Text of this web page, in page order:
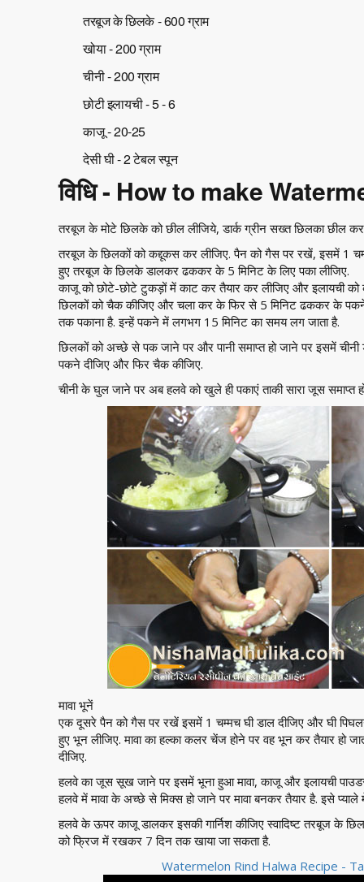
तरबूज के छिलके - 600 ग्राम
खोया - 200 ग्राम
चीनी - 200 ग्राम
छोटी इलायची - 5 - 6
काजू - 20-25
देसी घी - 2 टेबल स्पून
विधि - How to make
तरबूज के मोटे छिलके को छील लीजिये, डार्क ग्रीन सख्त छिलका छील
तरबूज के छिलकों को कद्दूकस कर लीजिए. पैन को गैस पर रखें, इसमें 1
हुए तरबूज के छिलके डालकर ढककर के 5 मिनिट के लिए पका लीजिए.
काजू को छोटे-छोटे टुकड़ों में काट कर तैयार कर लीजिए और इलायची को
छिलकों को चैक कीजिए और चला कर के फिर से 5 मिनिट ढककर के
तक पकाना है. इन्हें पकने में लगभग 15 मिनिट का समय लग जाता है.
छिलकों को अच्छे से पक जाने पर और पानी समाप्त हो जाने पर इसमें
पकने दीजिए और फिर चैक कीजिए.
चीनी के घुल जाने पर अब हलवे को खुले ही पकाएं ताकी सारा जूस समाप्त
मावा भूनें
एक दूसरे पैन को गैस पर रखें इसमें 1 चम्मच घी डाल दीजिए और घी पिघलने
हुए भून लीजिए. मावा का हल्का कलर चेंज होने पर वह भून कर तैयार हो
दीजिए.
हलवे का जूस सूख जाने पर इसमें भूना हुआ मावा, काजू और इलायची
हलवे में मावा के अच्छे से मिक्स हो जाने पर मावा बनकर तैयार है. इसे प्याले
हलवे के ऊपर काजू डालकर इसकी गार्निश कीजिए स्वादिष्ट तरबूज के
को फ्रिज में रखकर 7 दिन तक खाया जा सकता है.
Watermelon Rind Halwa Recipe -